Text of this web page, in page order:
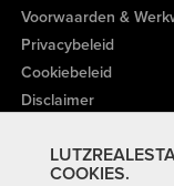
COOKIES.
Voorwaarden &
Privacybeleid
Cookiebeleid
Disclaimer